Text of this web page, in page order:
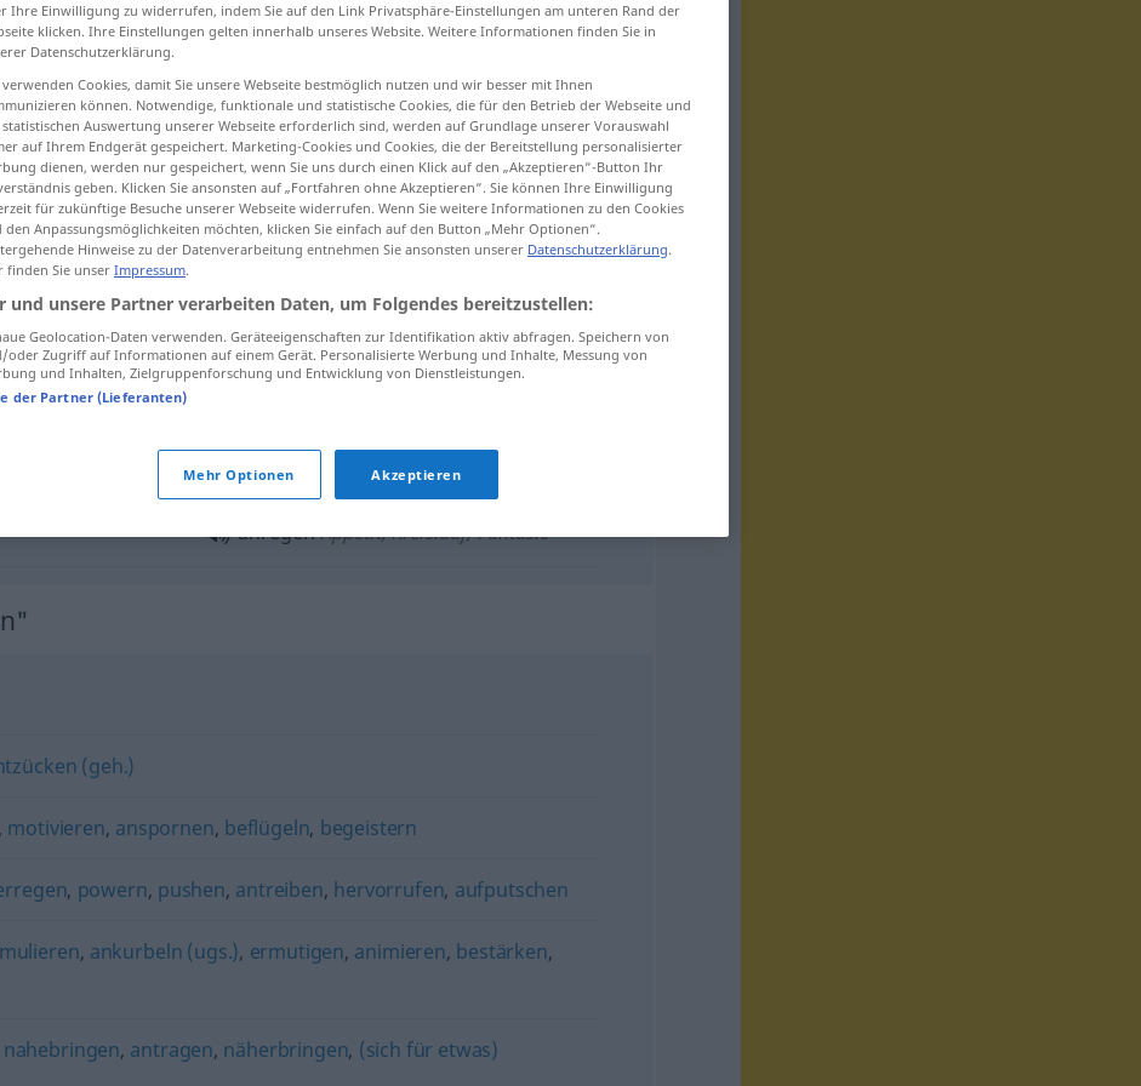
antippen)
incitar, estimular
anregen (≈ ermuntern)
anregenAppetit, Kreislauf, Fantasie
(geh.)
, motivieren, anspornen, beflügeln, begeistern
, powern, pushen, antreiben, hervorrufen, aufputschen
, ankurbeln (ugs.), ermutigen, animieren, bestärken,
nahebringen, antragen, näherbringen, (sich für etwas)
Ihre Einwilligung zu widerrufen, indem Sie auf den Link Privatsphäre-Einstellungen am unteren Rand der
klicken. Ihre Einstellungen gelten innerhalb unseres Website. Weitere Informationen finden Sie in
Datenschutzerklärung.
Cookies, damit Sie unsere Webseite bestmöglich nutzen und wir besser mit Ihnen
können. Notwendige, funktionale und statistische Cookies, die für den Betrieb der Webseite und
Auswertung unserer Webseite erforderlich sind, werden auf Grundlage unserer Vorauswahl
auf Ihrem Endgerät gespeichert. Marketing-Cookies und Cookies, die der Bereitstellung personalisierter
dienen, werden nur gespeichert, wenn Sie uns durch einen Klick auf den „Akzeptieren“-Button Ihr
geben. Klicken Sie ansonsten auf „Fortfahren ohne Akzeptieren“. Sie können Ihre Einwilligung
für zukünftige Besuche unserer Webseite widerrufen. Wenn Sie weitere Informationen zu den Cookies
den Anpassungsmöglichkeiten möchten, klicken Sie einfach auf den Button „Mehr Optionen“.
Hinweise zu der Datenverarbeitung entnehmen Sie ansonsten unserer Datenschutzerklärung.
finden Sie unser Impressum.
und unsere Partner verarbeiten Daten, um Folgendes bereitzustellen:
Geolocation-Daten verwenden. Geräteeigenschaften zur Identifikation aktiv abfragen. Speichern von
oder Zugriff auf Informationen auf einem Gerät. Personalisierte Werbung und Inhalte, Messung von
und Inhalten, Zielgruppenforschung und Entwicklung von Dienstleistungen.
der Partner (Lieferanten)
Mehr Optionen Akzeptieren